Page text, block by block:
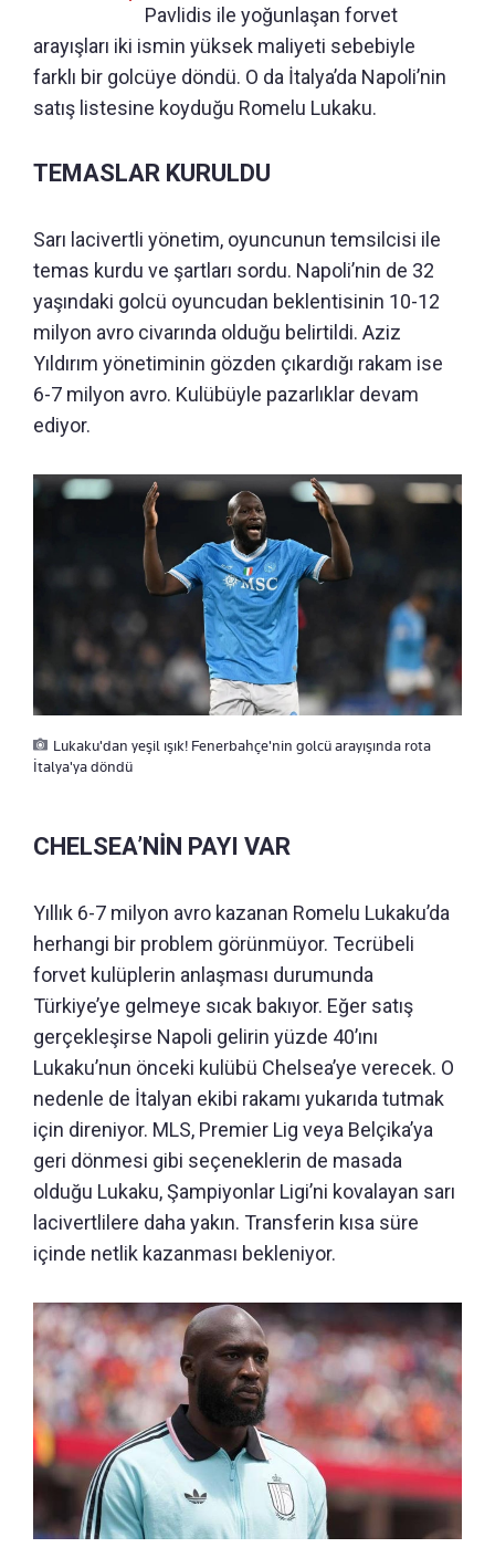
Pavlidis ile yoğunlaşan forvet
arayışları iki ismin yüksek maliyeti sebebiyle
farklı bir golcüye döndü. O da İtalya’da Napoli’nin
satış listesine koyduğu Romelu Lukaku.
TEMASLAR KURULDU
Sarı lacivertli yönetim, oyuncunun temsilcisi ile
temas kurdu ve şartları sordu. Napoli’nin de 32
yaşındaki golcü oyuncudan beklentisinin 10-12
milyon avro civarında olduğu belirtildi. Aziz
Yıldırım yönetiminin gözden çıkardığı rakam ise
6-7 milyon avro. Kulübüyle pazarlıklar devam
ediyor.
Lukaku'dan yeşil ışık! Fenerbahçe'nin golcü arayışında rota
İtalya'ya döndü
CHELSEA’NİN PAYI VAR
Yıllık 6-7 milyon avro kazanan Romelu Lukaku’da
herhangi bir problem görünmüyor. Tecrübeli
forvet kulüplerin anlaşması durumunda
Türkiye’ye gelmeye sıcak bakıyor. Eğer satış
gerçekleşirse Napoli gelirin yüzde 40’ını
Lukaku’nun önceki kulübü Chelsea’ye verecek. O
nedenle de İtalyan ekibi rakamı yukarıda tutmak
için direniyor. MLS, Premier Lig veya Belçika’ya
geri dönmesi gibi seçeneklerin de masada
olduğu Lukaku, Şampiyonlar Ligi’ni kovalayan sarı
lacivertlilere daha yakın. Transferin kısa süre
içinde netlik kazanması bekleniyor.